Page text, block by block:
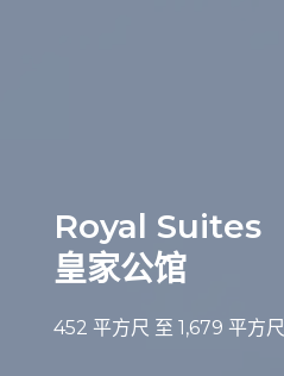
Royal Suites
皇家公馆
452 平方尺 至 1,679 平方尺